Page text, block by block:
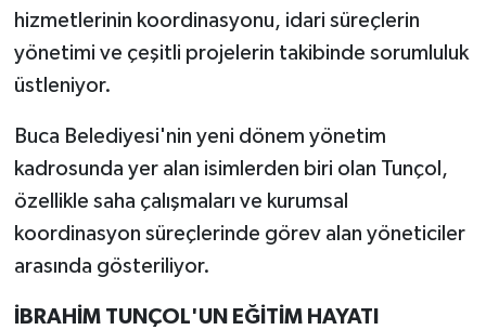
hizmetlerinin koordinasyonu, idari süreçlerin
yönetimi ve çeşitli projelerin takibinde sorumluluk
üstleniyor.
Buca Belediyesi'nin yeni dönem yönetim
kadrosunda yer alan isimlerden biri olan Tunçol,
özellikle saha çalışmaları ve kurumsal
koordinasyon süreçlerinde görev alan yöneticiler
arasında gösteriliyor.
İBRAHİM TUNÇOL'UN EĞİTİM HAYATI